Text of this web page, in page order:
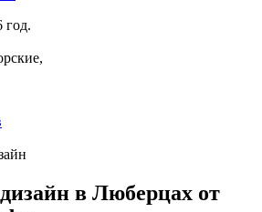
год.
в Люберцах от